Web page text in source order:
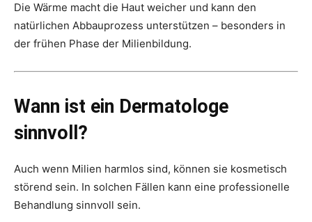
Die Wärme macht die Haut weicher und kann den
natürlichen Abbauprozess unterstützen – besonders in
der frühen Phase der Milienbildung.
Wann ist ein Dermatologe
sinnvoll?
Auch wenn Milien harmlos sind, können sie kosmetisch
störend sein. In solchen Fällen kann eine professionelle
Behandlung sinnvoll sein.